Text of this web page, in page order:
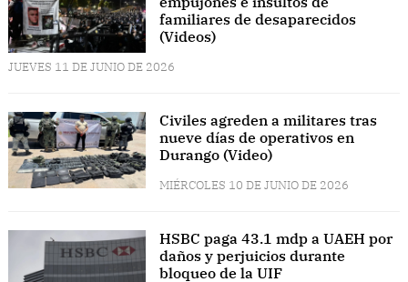
familiares de desaparecidos
(Videos)
JUEVES 11 DE JUNIO DE 2026
Civiles agreden a militares tras
nueve días de operativos en
Durango (Video)
MIÉRCOLES 10 DE JUNIO DE 2026
HSBC paga 43.1 mdp a UAEH por
daños y perjuicios durante
bloqueo de la UIF